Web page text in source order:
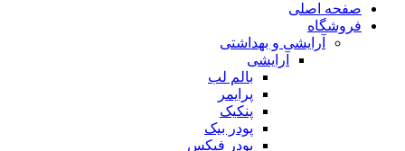
صفحه اصلی
فروشگاه
آرایشی و بهداشتی
آرایشی
بالم لب
پرایمر
پنکیک
پودر بیک
پودر فیکس